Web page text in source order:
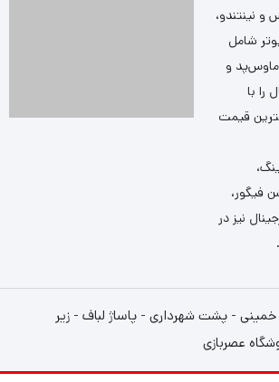
نینتندو،
شامل
و
را با
قیمت
فیگور،
نیز در
خمینی - پشت شهرداری - پاساژ لباف - زیر